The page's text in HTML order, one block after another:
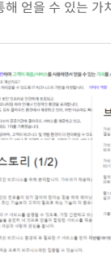
얻을 수 있는